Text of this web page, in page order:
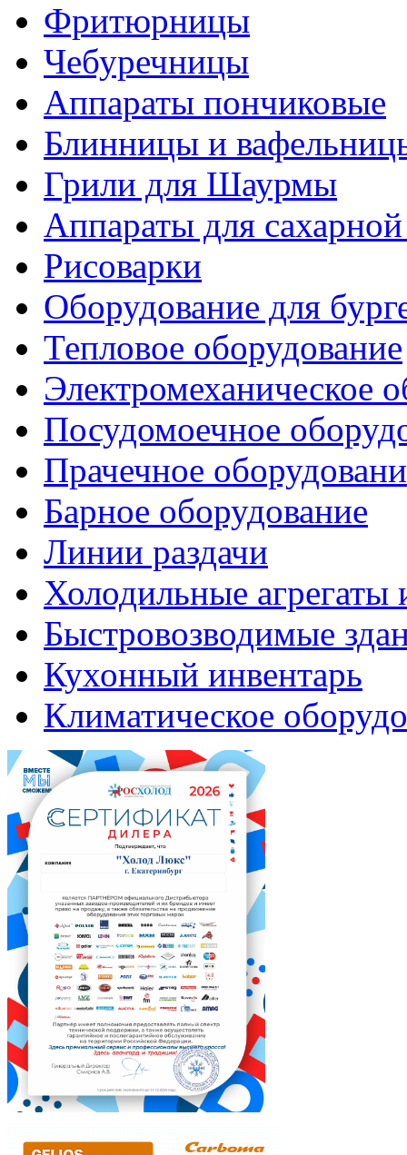
Фритюрницы
Чебуречницы
Аппараты пончиковые
Блинницы и
Грили для Шаурмы
Аппараты для
Рисоварки
Оборудование для
Тепловое оборудование
Электромеханическое
Посудомоечное
Прачечное
Барное оборудование
Линии раздачи
Холодильные агрегаты
Быстровозводимые
Кухонный инвентарь
Климатическое